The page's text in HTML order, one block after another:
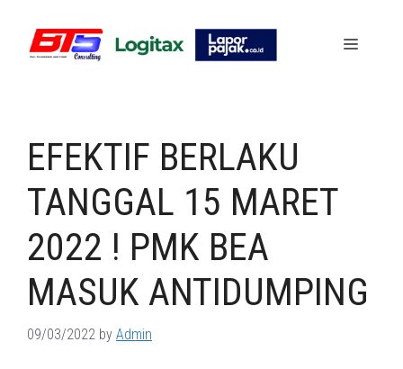
content
Menu
EFEKTIF BERLAKU
TANGGAL 15 MARET
2022 ! PMK BEA
MASUK ANTIDUMPING
09/03/2022 by Admin